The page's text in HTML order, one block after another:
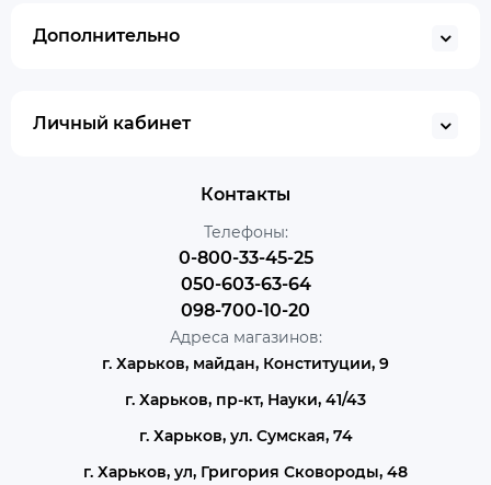
Дополнительно
Личный кабинет
Контакты
Телефоны:
0-800-33-45-25
050-603-63-64
098-700-10-20
Адреса магазинов:
г. Харьков, майдан, Конституции, 9
г. Харьков, пр-кт, Науки, 41/43
г. Харьков, ул. Сумская, 74
г. Харьков, ул, Григория Сковороды, 48